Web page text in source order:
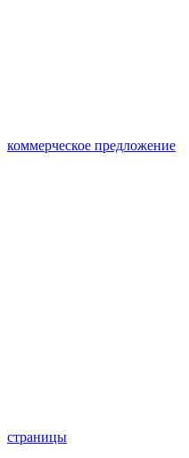
коммерческое предложение
страницы